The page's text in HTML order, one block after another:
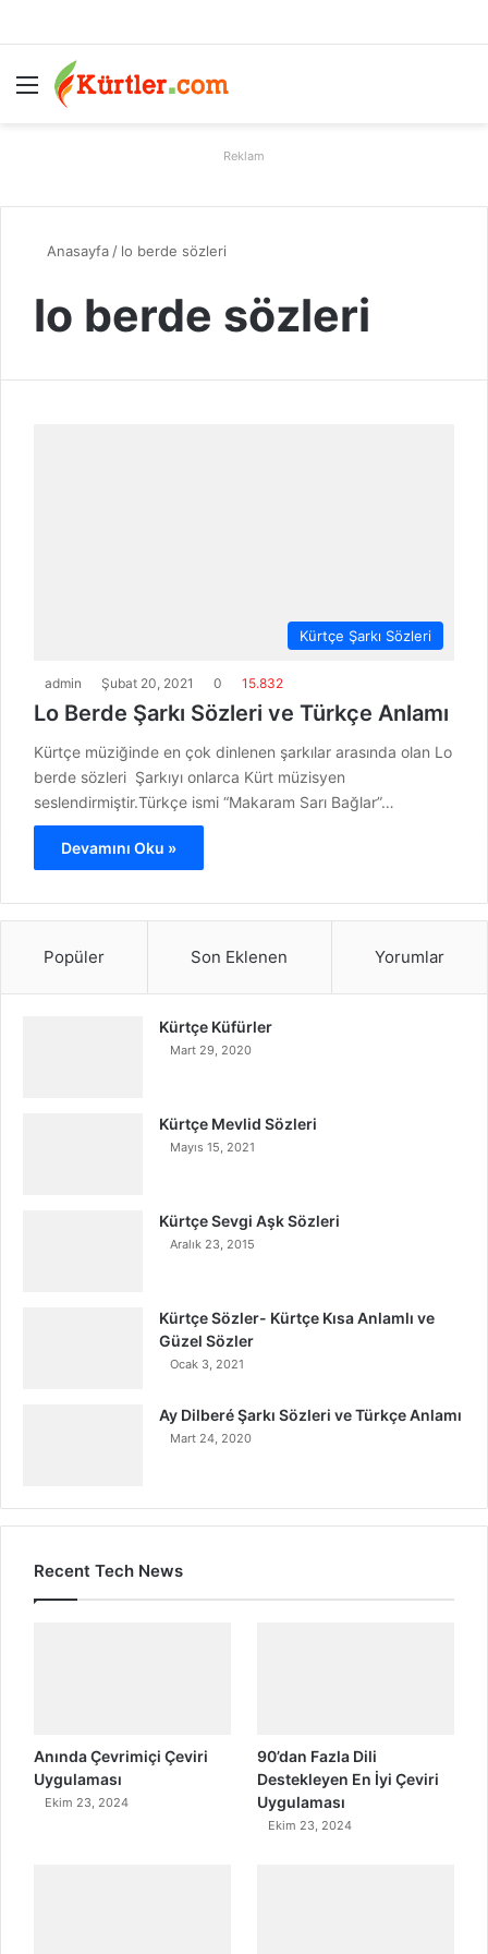
Menü
Reklam
Anasayfa / lo berde sözleri
lo berde sözleri
Kürtçe Şarkı Sözleri
admin Şubat 20, 2021 0 15.832
Lo Berde Şarkı Sözleri ve Türkçe Anlamı
Kürtçe müziğinde en çok dinlenen şarkılar arasında olan Lo
berde sözleri Şarkıyı onlarca Kürt müzisyen
seslendirmiştir.Türkçe ismi “Makaram Sarı Bağlar”…
Devamını Oku »
Popüler Son Eklenen Yorumlar
Kürtçe Küfürler
Mart 29, 2020
Kürtçe Mevlid Sözleri
Mayıs 15, 2021
Kürtçe Sevgi Aşk Sözleri
Aralık 23, 2015
Kürtçe Sözler- Kürtçe Kısa Anlamlı ve
Güzel Sözler
Ocak 3, 2021
Ay Dilberé Şarkı Sözleri ve Türkçe Anlamı
Mart 24, 2020
Recent Tech News
Anında Çevrimiçi Çeviri
Uygulaması
Ekim 23, 2024
90’dan Fazla Dili
Destekleyen En İyi Çeviri
Uygulaması
Ekim 23, 2024